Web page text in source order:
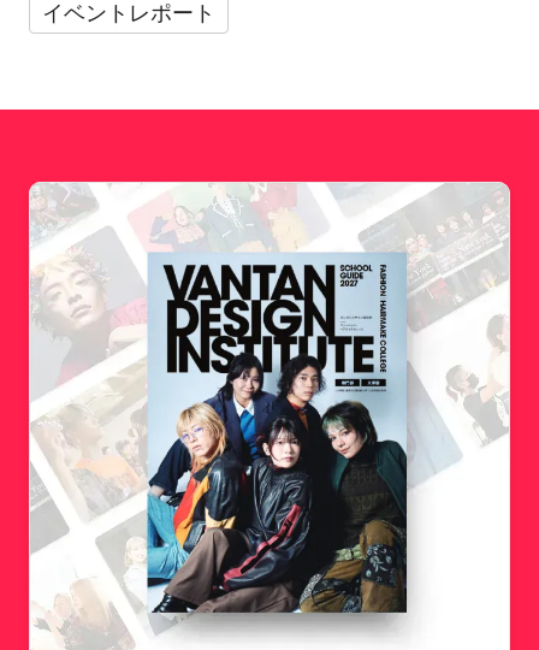
イベントレポート